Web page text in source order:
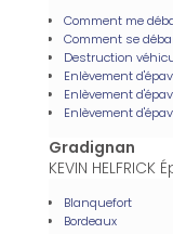
Comment me
Comment se
Destruction
Enlèvement
Enlèvement
Enlèvement
Gradignan
KEVIN
Blanquefort
Bordeaux